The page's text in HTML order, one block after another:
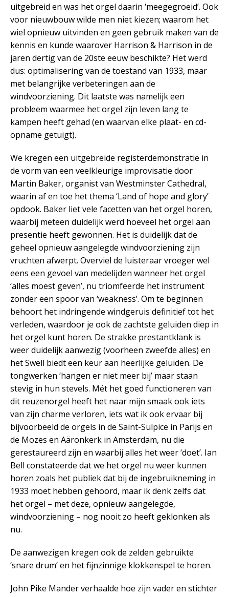
uitgebreid en was het orgel daarin ‘meegegroeid’. Ook
voor nieuwbouw wilde men niet kiezen; waarom het
wiel opnieuw uitvinden en geen gebruik maken van de
kennis en kunde waarover Harrison & Harrison in de
jaren dertig van de 20ste eeuw beschikte? Het werd
dus: optimalisering van de toestand van 1933, maar
met belangrijke verbeteringen aan de
windvoorziening. Dit laatste was namelijk een
probleem waarmee het orgel zijn leven lang te
kampen heeft gehad (en waarvan elke plaat- en cd-
opname getuigt).
We kregen een uitgebreide registerdemonstratie in
de vorm van een veelkleurige improvisatie door
Martin Baker, organist van Westminster Cathedral,
waarin af en toe het thema ‘Land of hope and glory’
opdook. Baker liet vele facetten van het orgel horen,
waarbij meteen duidelijk werd hoeveel het orgel aan
presentie heeft gewonnen. Het is duidelijk dat de
geheel opnieuw aangelegde windvoorziening zijn
vruchten afwerpt. Overviel de luisteraar vroeger wel
eens een gevoel van medelijden wanneer het orgel
‘alles moest geven’, nu triomfeerde het instrument
zonder een spoor van ‘weakness’. Om te beginnen
behoort het indringende windgeruis definitief tot het
verleden, waardoor je ook de zachtste geluiden diep in
het orgel kunt horen. De strakke prestantklank is
weer duidelijk aanwezig (voorheen zweefde alles) en
het Swell biedt een keur aan heerlijke geluiden. De
tongwerken ‘hangen er niet meer bij’ maar staan
stevig in hun stevels. Mét het goed functioneren van
dit reuzenorgel heeft het naar mijn smaak ook iets
van zijn charme verloren, iets wat ik ook ervaar bij
bijvoorbeeld de orgels in de Saint-Sulpice in Parijs en
de Mozes en Aäronkerk in Amsterdam, nu die
gerestaureerd zijn en waarbij alles het weer ‘doet’. Ian
Bell constateerde dat we het orgel nu weer kunnen
horen zoals het publiek dat bij de ingebruikneming in
1933 moet hebben gehoord, maar ik denk zelfs dat
het orgel – met deze, opnieuw aangelegde,
windvoorziening – nog nooit zo heeft geklonken als
nu.
De aanwezigen kregen ook de zelden gebruikte
‘snare drum’ en het fijnzinnige klokkenspel te horen.
John Pike Mander verhaalde hoe zijn vader en stichter